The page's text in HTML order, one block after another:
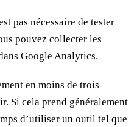
pas nécessaire de tester
pouvez collecter les
Google Analytics.
en moins de trois
Si cela prend généralement
d’utiliser un outil tel que